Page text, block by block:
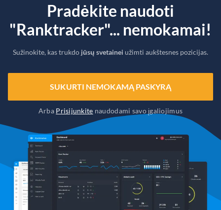
Pradėkite naudoti
"Ranktracker"... nemokamai!
Sužinokite, kas trukdo jūsų svetainei užimti aukštesnes pozicijas.
SUKURTI NEMOKAMĄ PASKYRĄ
Arba Prisijunkite naudodami savo įgaliojimus